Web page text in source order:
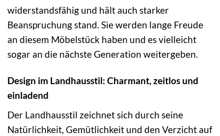
widerstandsfähig und hält auch starker
Beanspruchung stand. Sie werden lange Freude
an diesem Möbelstück haben und es vielleicht
sogar an die nächste Generation weitergeben.
Design im Landhausstil: Charmant, zeitlos und
einladend
Der Landhausstil zeichnet sich durch seine
Natürlichkeit, Gemütlichkeit und den Verzicht auf